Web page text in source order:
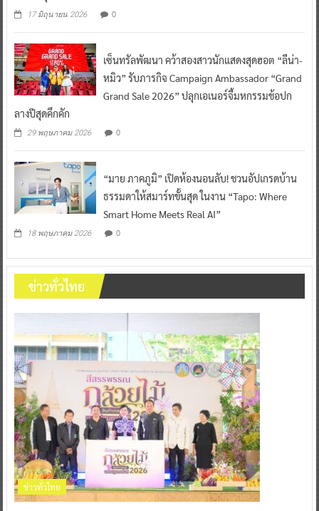
17 มิถุนายน 2026 0
เซ็นทรัลพัฒนา คว้าสองสาวนักแสดงสุดฮอต “ลีน่า-
หมิว” รับภารกิจ Campaign Ambassador “Grand
Grand Sale 2026” ปลุกเอเนอร์จี้มหกรรมช้อปก
ลางปีสุดคึกคัก
29 พฤษภาคม 2026 0
“มาย ภาคภูมิ” เปิดห้องนอนลับ! ชวนอัปเกรดบ้าน
ธรรมดาให้สมาร์ทขั้นสุด ในงาน “Tapo: Where
Smart Home Meets Real AI”
18 พฤษภาคม 2026 0
ข่าวทั่วไทย
ข่าวทั่วไทย